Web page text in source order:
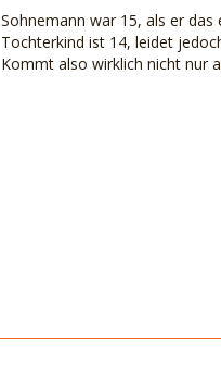
Sohnemann war 15, als er
Tochterkind ist 14, leidet
Kommt also wirklich nicht nur